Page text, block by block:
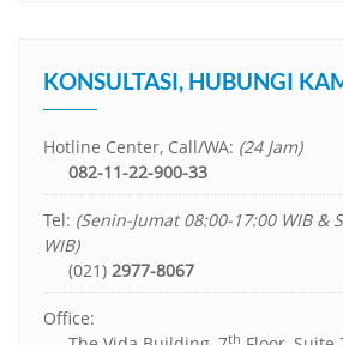
KONSULTASI, HUBUNGI
Hotline Center, Call/WA: (24 Jam)
082-11-22-900-33
Tel: (Senin-Jumat 08:00-17:00 WIB &
WIB)
(021) 2977-8067
Office:
th